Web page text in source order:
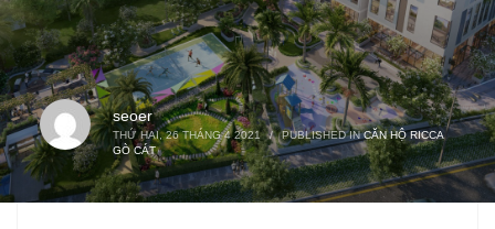
seoer
THỨ HAI, 26 THÁNG 4 2021 / PUBLISHED INCĂN HỘ RICCA
GÒ CÁT